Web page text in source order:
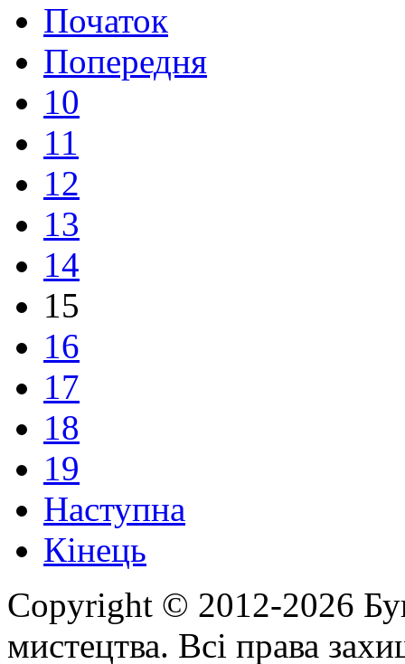
Початок
Попередня
10
11
12
13
14
15
16
17
18
19
Наступна
Кінець
Copyright © 2012-2026
мистецтва. Всі права